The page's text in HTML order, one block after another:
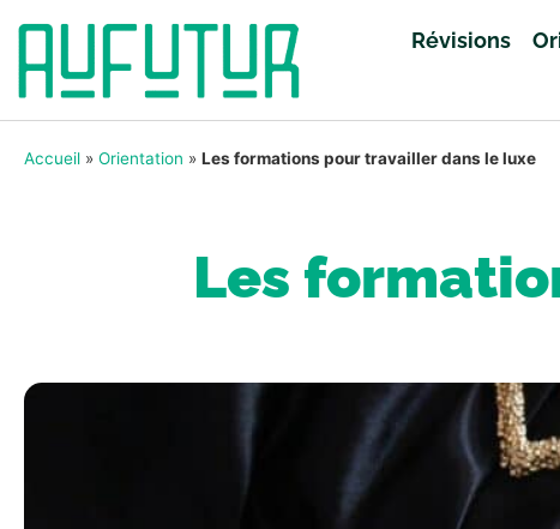
Révisions
Accueil » Orientation » Les formations pour travailler dans le luxe
Les